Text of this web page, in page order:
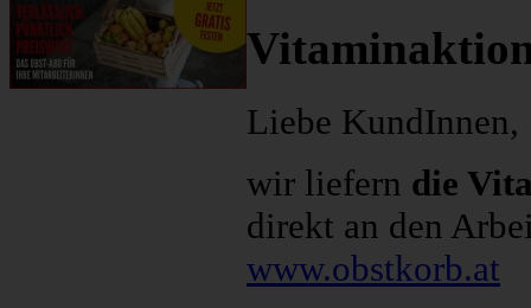
Liebe KundInnen,
wir liefern die
direkt an den
www.obstkorb.at